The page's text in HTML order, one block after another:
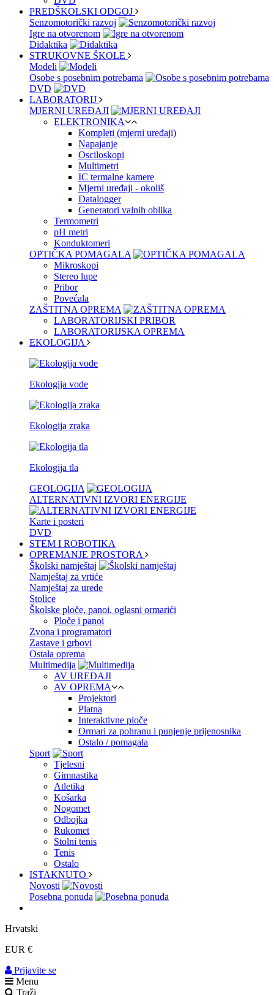
PREDŠKOLSKI ODGOJ
Senzomotorički razvoj
Igre na otvorenom
Didaktika
STRUKOVNE ŠKOLE
Modeli
Osobe s posebnim potrebama
DVD
LABORATORIJ
MJERNI UREĐAJI
ELEKTRONIKA
Kompleti (mjerni uređaji)
Napajanje
Osciloskopi
Multimetri
IC termalne kamere
Mjerni uređaji - okoliš
Datalogger
Generatori valnih oblika
Termometri
pH metri
Konduktomeri
OPTIČKA POMAGALA
Mikroskopi
Stereo lupe
Pribor
Povećala
ZAŠTITNA OPREMA
LABORATORIJSKI PRIBOR
LABORATORIJSKA OPREMA
EKOLOGIJA
Ekologija vode
Ekologija zraka
Ekologija tla
GEOLOGIJA
ALTERNATIVNI IZVORI ENERGIJE
Karte i posteri
DVD
STEM I ROBOTIKA
OPREMANJE PROSTORA
Školski namještaj
Namještaj za vrtiće
Namještaj za urede
Stolice
Školske ploče, panoi, oglasni ormarići
Ploče i panoi
Zvona i programatori
Zastave i grbovi
Ostala oprema
Multimedija
AV UREĐAJI
AV OPREMA
Projektori
Platna
Interaktivne ploče
Ormari za pohranu i punjenje prijenosnika
Ostalo / pomagala
Sport
Tjelesni
Gimnastika
Atletika
Košarka
Nogomet
Odbojka
Rukomet
Stolni tenis
Tenis
Ostalo
ISTAKNUTO
Novosti
Posebna ponuda
Hrvatski
EUR €
Prijavite se
Menu
Traži